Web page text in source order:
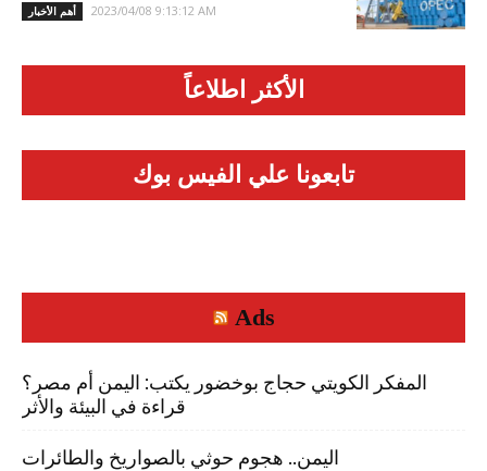
أهم الأخبار 2023/04/08 9:13:12 AM
الأكثر اطلاعاً
تابعونا علي الفيس بوك
Ads
المفكر الكويتي حجاج بوخضور يكتب: اليمن أم مصر؟
قراءة في البيئة والأثر
اليمن.. هجوم حوثي بالصواريخ والطائرات